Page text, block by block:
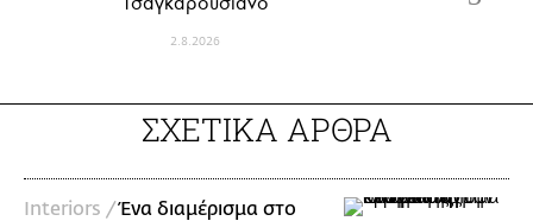
2.8.2026
ΣΧΕΤΙΚΑ ΑΡΘΡΑ
Interiors /Ένα διαμέρισμα στο